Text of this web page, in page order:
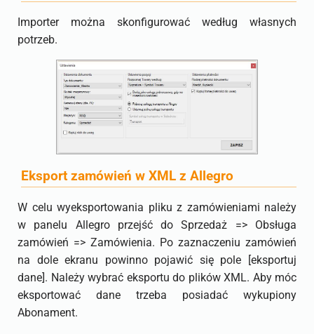
Importer można skonfigurować według własnych
potrzeb.
Eksport zamówień w XML z Allegro
W celu wyeksportowania pliku z zamówieniami należy
w panelu Allegro przejść do Sprzedaż => Obsługa
zamówień => Zamówienia. Po zaznaczeniu zamówień
na dole ekranu powinno pojawić się pole [eksportuj
dane]. Należy wybrać eksportu do plików XML. Aby móc
eksportować dane trzeba posiadać wykupiony
Abonament.